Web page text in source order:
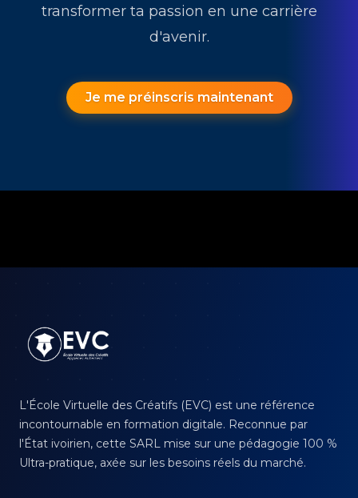
transformer ta passion en une carrière
d'avenir.
Je me préinscris maintenant
L'École Virtuelle des Créatifs (EVC) est une référence
incontournable en formation digitale. Reconnue par
l'État ivoirien, cette SARL mise sur une pédagogie 100 %
Ultra-pratique, axée sur les besoins réels du marché.